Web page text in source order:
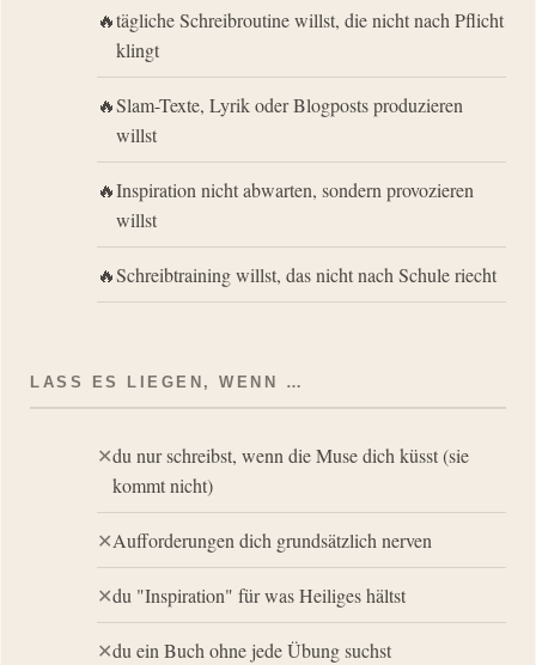
tägliche Schreibroutine willst, die nicht nach Pflicht
klingt
Slam-Texte, Lyrik oder Blogposts produzieren
willst
Inspiration nicht abwarten, sondern provozieren
willst
Schreibtraining willst, das nicht nach Schule riecht
LASS ES LIEGEN, WENN …
du nur schreibst, wenn die Muse dich küsst (sie
kommt nicht)
Aufforderungen dich grundsätzlich nerven
du "Inspiration" für was Heiliges hältst
du ein Buch ohne jede Übung suchst